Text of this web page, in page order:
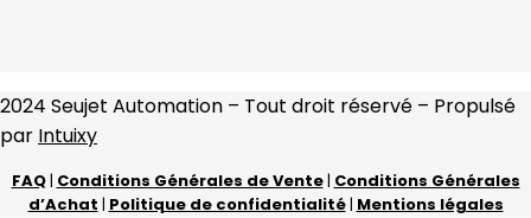
2024 Seujet Automation – Tout droit réservé – Propulsé
par Intuixy
FAQ| Conditions Générales de Vente| Conditions Générales
d’Achat | Politique de confidentialité| Mentions légales